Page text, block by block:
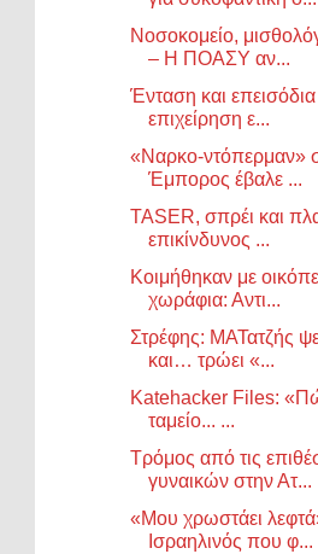
Νοσοκομείο,
– Η ΠΟΑΣΥ αν...
Ένταση και
επιχείρηση ε...
«Ναρκο-ντόπερμαν»
Έμπορος έβαλε ...
TASER, σπρέι και
επικίνδυνος ...
Κοιμήθηκαν με
χωράφια: Αντι...
Στρέφης: ΜΑΤατζής
και… τρώει «...
Katehacker Files:
ταμείο... ...
Τρόμος από τις
γυναικών στην Ατ...
«Μου χρωστάει
Ισραηλινός που φ...